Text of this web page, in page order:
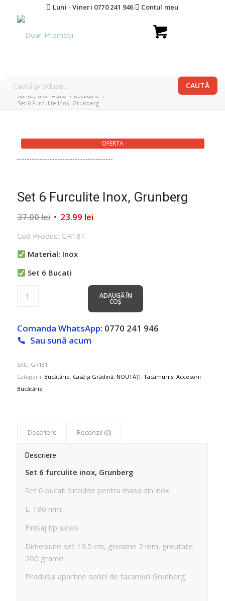
Luni - Vineri 0770 241 946 Contul meu
Sunteți aici: Acasa / Bucătărie /
Set 6 Furculite Inox, Grunberg
OFERTA
Set 6 Furculite Inox, Grunberg
37.00lei Prețul
a
fost:
23.99 leiPrețul
Cod Produs: GR181
Material: Inox
Set 6 Bucati
ADAUGĂ ÎN
COȘ
Comanda WhatsApp: 0770 241 946
Sau sună acum
SKU: GR181
Categorii: Bucătărie, Casă și Grădină, NOUTĂȚI, Tacâmuri si Accesorii
Bucătărie
Descriere Recenzii (0)
Descriere
Set 6 furculite inox, Grunberg
Set 6 bucati furculite pentru masa din inox.
L: 190 mm.
Finisaj tip lucios.
Dimeniune set 19.5 cm, grosime 2 mm, greutate
200 grame
Produsul apartine seriei de tacamuri Grunberg.